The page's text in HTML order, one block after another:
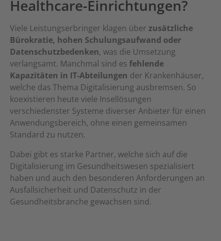
Healthcare-Einrichtungen?
Viele Leistungserbringer klagen über zusätzliche
Bürokratie, hohen Schulungsaufwand oder
Datenschutzbedenken, was die Umsetzung
verlangsamt. Manchmal sind es fehlende
Kapazitäten in IT-Abteilungen der Krankenhäuser,
welche das Thema Digitalisierung ausbremsen. So
koexistieren heute viele Insellösungen
verschiedenster Systeme diverser Anbieter für einen
Anwendungsbereich, ohne einen gemeinsamen
Standard zu nutzen.
Dabei gibt es starke Partner, welche sich auf die
Digitalisierung im Gesundheitswesen spezialisiert
haben und auch den besonderen Anforderungen an
Ausfallsicherheit und Datenschutz in der
Gesundheitsbranche gewachsen sind.